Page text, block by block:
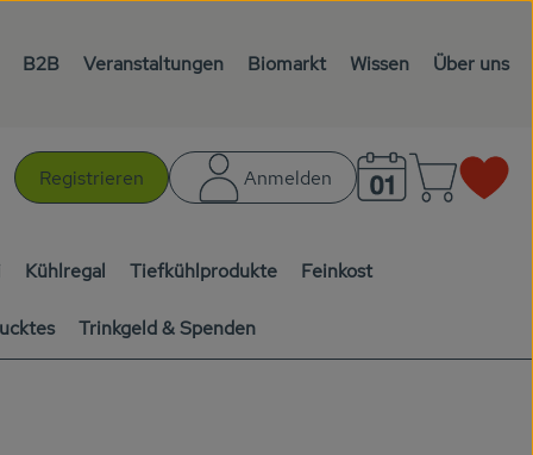
B2B Veranstaltungen Biomarkt Wissen Über uns
Registrieren Anmelden
Kühlregal Tiefkühlprodukte Feinkost
Trinkgeld & Spenden